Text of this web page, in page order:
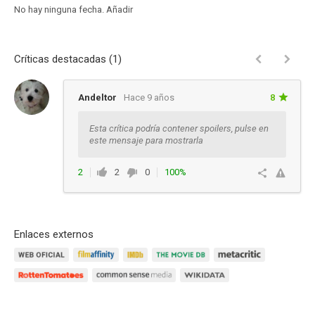
No hay ninguna fecha. Añadir
Críticas destacadas (1)
Andeltor Hace 9 años 8
Esta crítica podría contener spoilers, pulse en
este mensaje para mostrarla
2 2 0
100%
Enlaces externos